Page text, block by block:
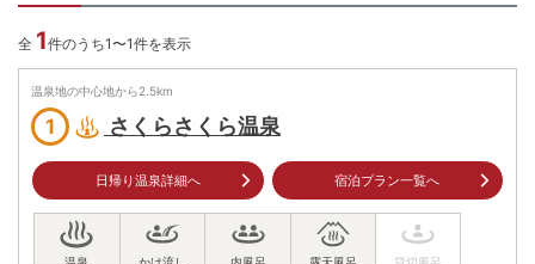
全 1件のうち1〜1件を表示
温泉地の中心地から2.5km
1 さくらさくら温泉
日帰り温泉詳細へ 宿泊プラン一覧へ